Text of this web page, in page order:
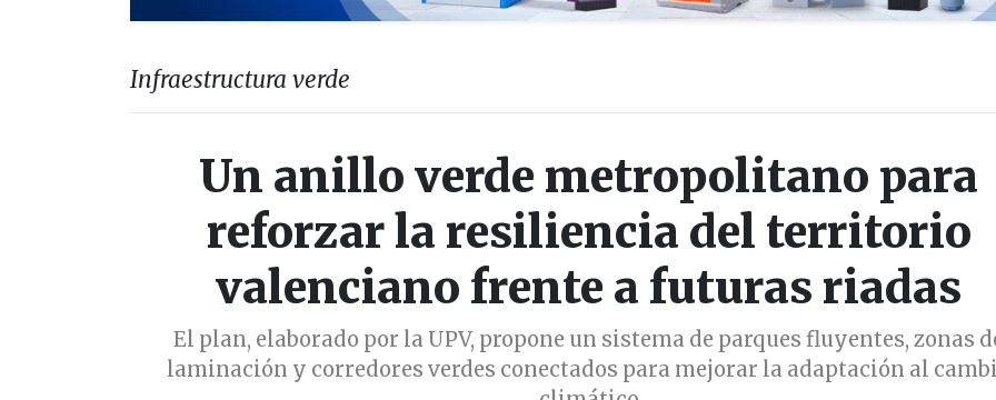
Infraestructura verde
Un anillo verde metropolitano para
reforzar la resiliencia del territorio
valenciano frente a futuras riadas
El plan, elaborado por la UPV, propone un sistema de parques fluyentes, zonas
laminación y corredores verdes conectados para mejorar la adaptación al